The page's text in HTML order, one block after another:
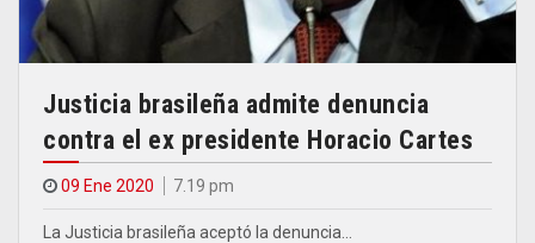
Justicia brasileña admite denuncia
contra el ex presidente Horacio Cartes
09 Ene 2020 7.19 pm
La Justicia brasileña aceptó la denuncia…